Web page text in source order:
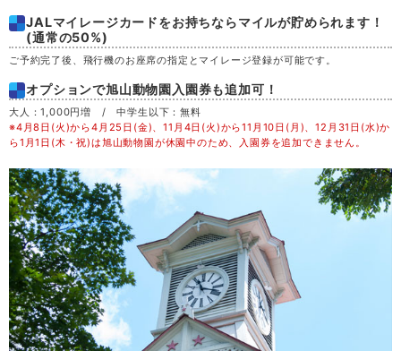
土 29
月 31
JALマイレージカードをお持ちならマイルが貯められます！
(通常の50%)
ご予約完了後、飛行機のお座席の指定とマイレージ登録が可能です。
オプションで旭山動物園入園券も追加可！
大人：1,000円増 / 中学生以下：無料
※4月8日(火)から4月25日(金)、11月4日(火)から11月10日(月)、12月31日(水)か
ら1月1日(木・祝)は旭山動物園が休園中のため、入園券を追加できません。